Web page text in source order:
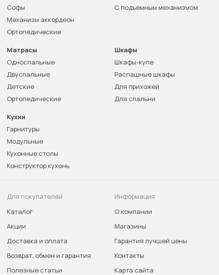
Софы
Механизм аккордеон
Ортопедические
С подъемным механизмом
Матрасы
Односпальные
Двуспальные
Детские
Ортопедические
Шкафы
Шкафы-купе
Распашные шкафы
Для прихожей
Для спальни
Кухни
Гарнитуры
Модульные
Кухонные столы
Конструктор кухонь
Для покупателей
Каталог
Акции
Доставка и оплата
Возврат, обмен и гарантия
Полезные статьи
Информация
О компании
Магазины
Гарантия лучшей цены
Контакты
Карта сайта